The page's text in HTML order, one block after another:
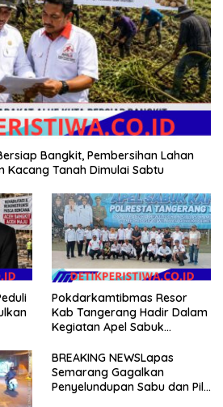
Bangkit, Pembersihan Lahan
Kacang Tanah Dimulai Sabtu
Pokdarkamtibmas Resor
Kab Tangerang Hadir Dalam
Kegiatan Apel Sabuk
Tangerang Tahun 2026
BREAKING NEWSLapas
Semarang Gagalkan
Penyelundupan Sabu dan Pil